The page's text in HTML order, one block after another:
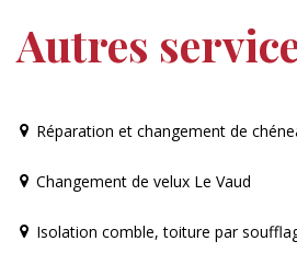
Autres
Réparation et changement de
Changement de velux Le Vaud
Isolation comble, toiture par